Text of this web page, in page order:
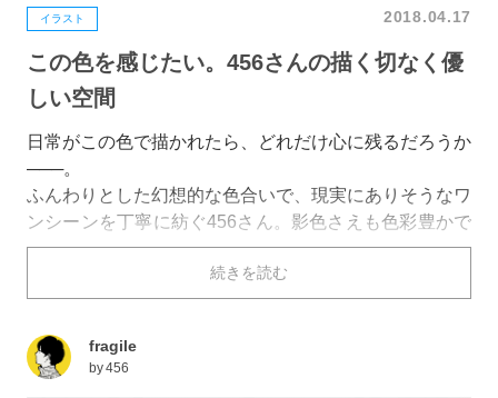
イラスト 2018.04.17
この色を感じたい。456さんの描く切なく優
しい空間
日常がこの色で描かれたら、どれだけ心に残るだろうか
───。
ふんわりとした幻想的な色合いで、現実にありそうなワ
ンシーンを丁寧に紡ぐ456さん。影色さえも色彩豊かで
どこかグッと心に染み込んでくる構成に、魅せられる人
も多いのではないでしょうか。優しくも特徴的な印象が
残る456さんは、さまざまなアーティストのCDジャケ
センスが光ります。
今回は、心に留まる色を魅せる「456さん」の作品を特
続きを読む
fragile
by456